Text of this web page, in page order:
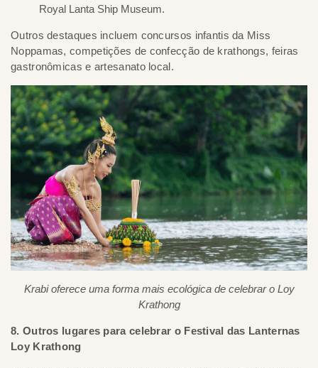
Royal Lanta Ship Museum.
Outros destaques incluem concursos infantis da Miss
Noppamas, competições de confecção de krathongs, feiras
gastronômicas e artesanato local.
Krabi oferece uma forma mais ecológica de celebrar o Loy
Krathong
8. Outros lugares para celebrar o Festival das Lanternas
Loy Krathong